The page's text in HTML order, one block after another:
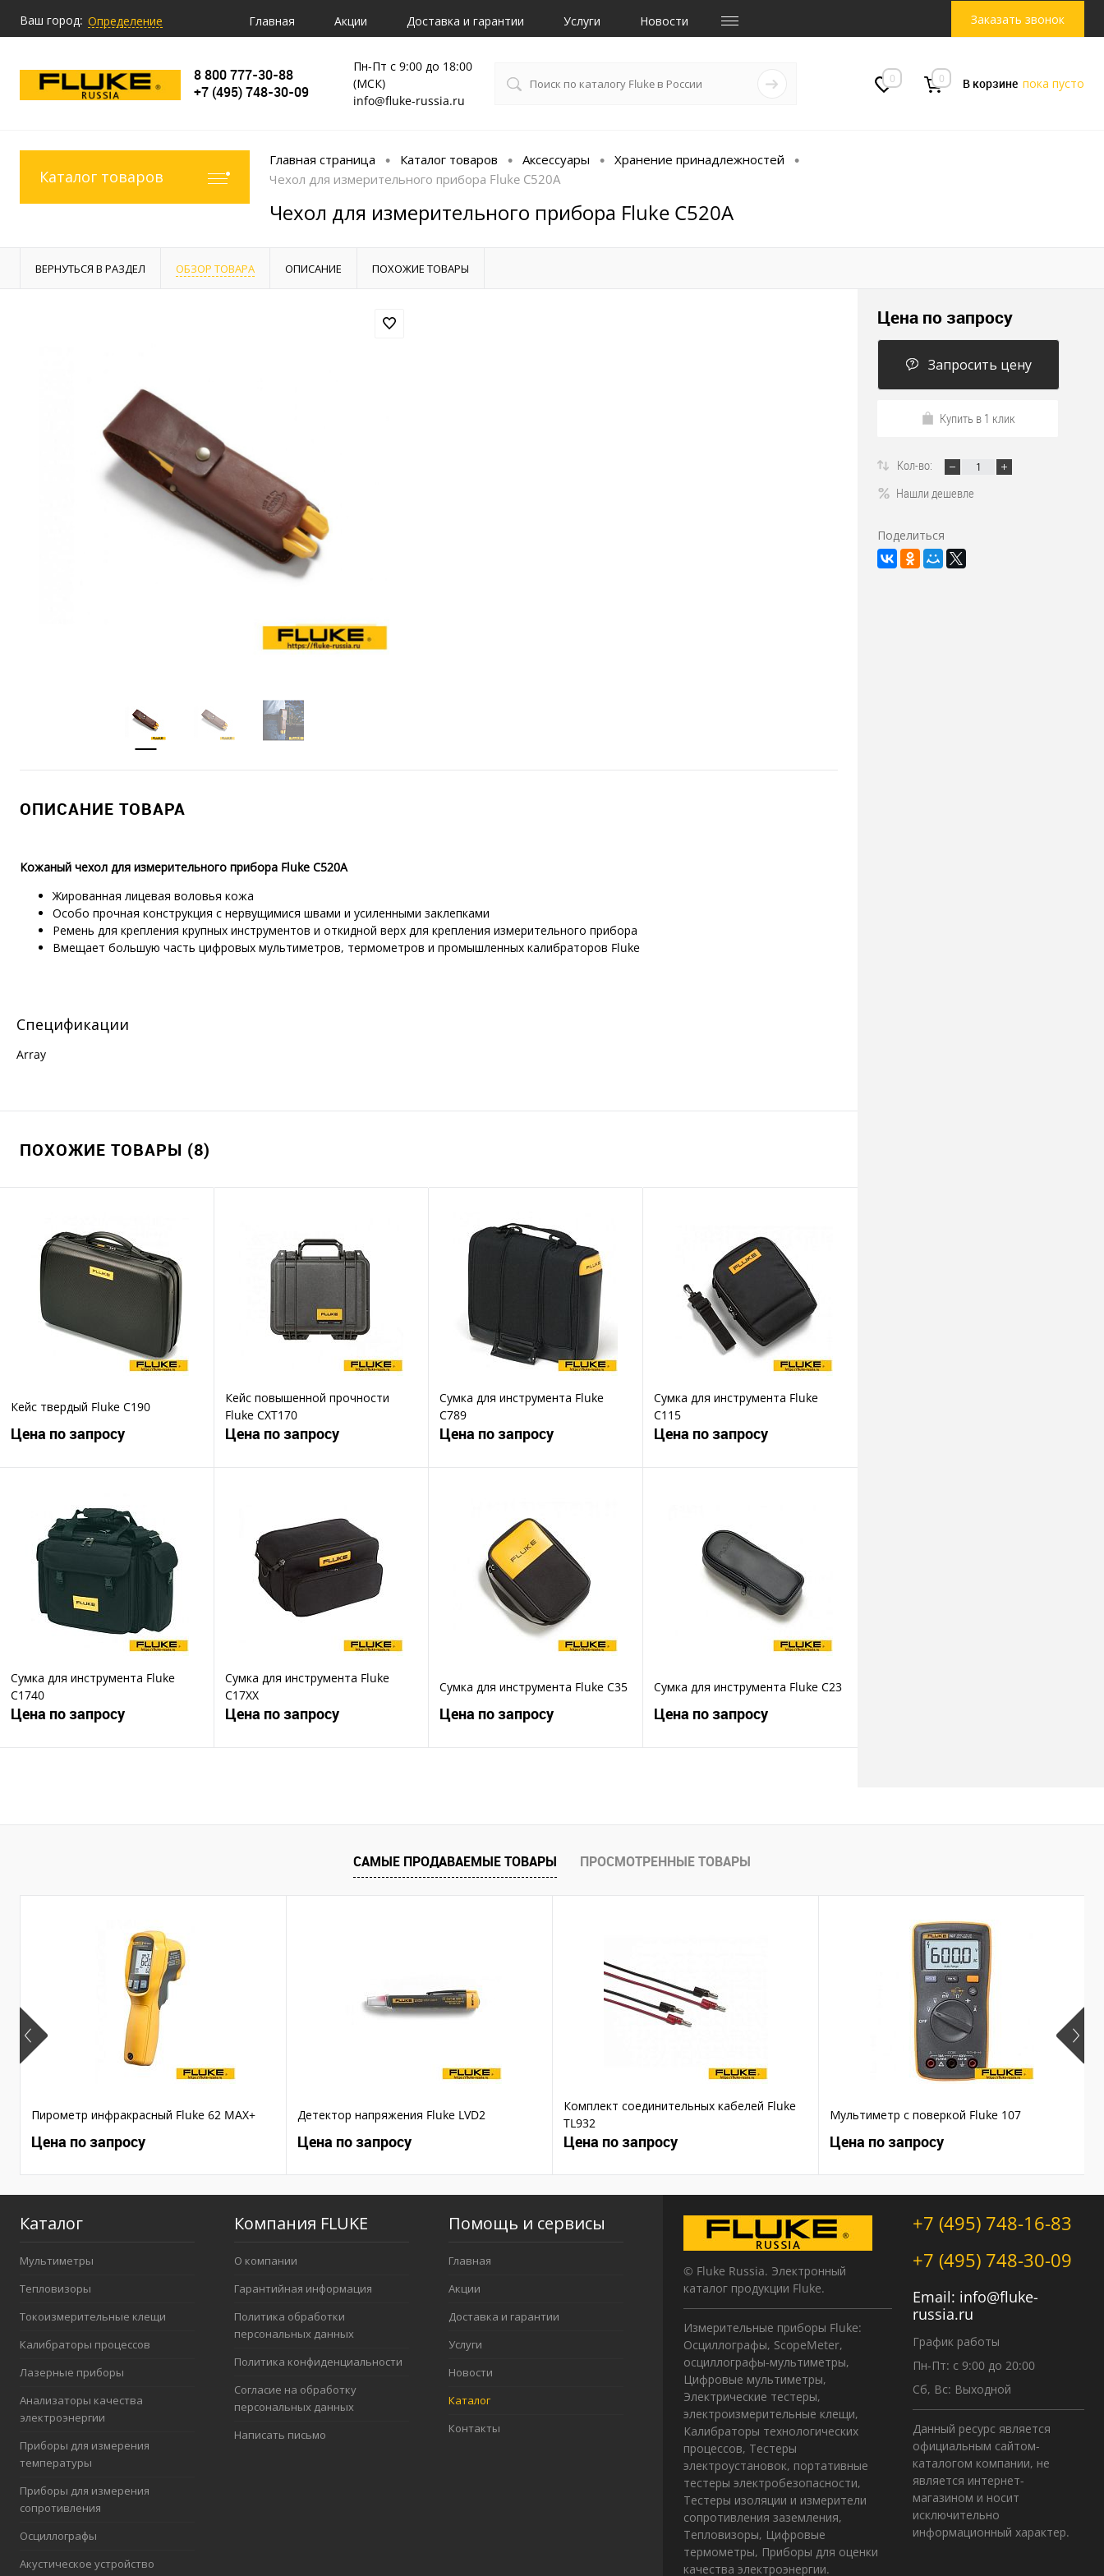
Ваш город: Определение Главная Акции Доставка и гарантии Услуги Новости Заказать звонок
8 800 777-30-88
+7 (495) 748-30-09
Пн-Пт с 9:00 до 18:00
(МСК)
info@fluke-russia.ru
0 0 В корзине пока пусто
Каталог товаров
Главная страница • Каталог товаров • Аксессуары • Хранение принадлежностей
•
Чехол для измерительного прибора Fluke C520A
Чехол для измерительного прибора Fluke C520A
ВЕРНУТЬСЯ В РАЗДЕЛ ОБЗОР ТОВАРА ОПИСАНИЕ ПОХОЖИЕ ТОВАРЫ
ОПИСАНИЕ ТОВАРА
Кожаный чехол для измерительного прибора Fluke C520A
Жированная лицевая воловья кожа
Особо прочная конструкция с нервущимися швами и усиленными заклепками
Ремень для крепления крупных инструментов и откидной верх для крепления измерительного прибора
Вмещает большую часть цифровых мультиметров, термометров и промышленных калибраторов Fluke
Спецификации
Array
ПОХОЖИЕ ТОВАРЫ (8)
Кейс твердый Fluke C190
Цена по запросу
Купить в 1 клик
В избранное
Кейс повышенной прочности
Fluke CXT170
Цена по запросу
Купить в 1 клик
В избранное
Сумка для инструмента Fluke
C789
Цена по запросу
Купить в 1 клик
В избранное
Сумка для инструмента Fluke
C115
Цена по запросу
Купить в 1 клик
В избранное
Сумка для инструмента Fluke
C1740
Цена по запросу
Сумка для инструмента Fluke
C17XX
Цена по запросу
Сумка для инструмента Fluke C35
Цена по запросу
Сумка для инструмента Fluke C23
Цена по запросу
Цена по запросу
Запросить цену
Купить в 1 клик
Кол-во:
Нашли дешевле
Поделиться
САМЫЕ ПРОДАВАЕМЫЕ ТОВАРЫ ПРОСМОТРЕННЫЕ ТОВАРЫ
Пирометр инфракрасный Fluke 62 MAX+
Цена по запросу
Детектор напряжения Fluke LVD2
Цена по запросу
Комплект соединительных кабелей Fluke
TL932
Цена по запросу
Мультиметр с поверкой Fluke 107
Цена по запросу
Каталог
Мультиметры
Тепловизоры
Токоизмерительные клещи
Калибраторы процессов
Лазерные приборы
Анализаторы качества
электроэнергии
Приборы для измерения
температуры
Приборы для измерения
сопротивления
Осциллографы
Акустическое устройство
Компания FLUKE
О компании
Гарантийная информация
Политика обработки
персональных данных
Политика конфиденциальности
Согласие на обработку
персональных данных
Написать письмо
Помощь и сервисы
Главная
Акции
Доставка и гарантии
Услуги
Новости
Каталог
Контакты
© Fluke Russia. Электронный
каталог продукции Fluke.
Измерительные приборы Fluke:
Осциллографы, ScopeMeter,
осциллографы-мультиметры,
Цифровые мультиметры,
Электрические тестеры,
электроизмерительные клещи,
Калибраторы технологических
процессов, Тестеры
электроустановок, портативные
тестеры электробезопасности,
Тестеры изоляции и измерители
сопротивления заземления,
Тепловизоры, Цифровые
термометры, Приборы для оценки
качества электроэнергии.
+7 (495) 748-16-83
+7 (495) 748-30-09
Email: info@fluke-
russia.ru
График работы
Пн-Пт: с 9:00 до 20:00
Сб, Вс: Выходной
Данный ресурс является
официальным сайтом-
каталогом компании, не
является интернет-
магазином и носит
исключительно
информационный характер.